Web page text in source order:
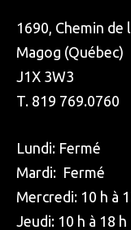
1690, Chemin de
Magog (Québec)
J1X 3W3
T. 819 769.0760
Lundi: Fermé
Mardi: Fermé
Mercredi: 10 h à
Jeudi: 10 h à 18 h